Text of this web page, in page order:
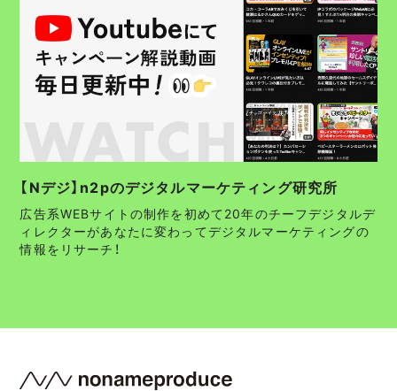
【Nデジ】n2pのデジタルマーケティング研究所
広告系WEBサイトの制作を初めて20年のチーフデジタルデ
ィレクターがあなたに変わってデジタルマーケティングの
情報をリサーチ！